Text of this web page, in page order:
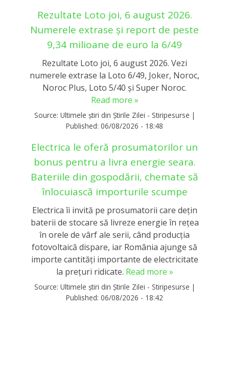
Rezultate Loto joi, 6 august 2026.
Numerele extrase și report de peste
9,34 milioane de euro la 6/49
Rezultate Loto joi, 6 august 2026. Vezi
numerele extrase la Loto 6/49, Joker, Noroc,
Noroc Plus, Loto 5/40 și Super Noroc.
Read more »
Source: Ultimele știri din Știrile Zilei - Stiripesurse |
Published: 06/08/2026 - 18:48
Electrica le oferă prosumatorilor un
bonus pentru a livra energie seara.
Bateriile din gospodării, chemate să
înlocuiască importurile scumpe
Electrica îi invită pe prosumatorii care dețin
baterii de stocare să livreze energie în rețea
în orele de vârf ale serii, când producția
fotovoltaică dispare, iar România ajunge să
importe cantități importante de electricitate
la prețuri ridicate. Read more »
Source: Ultimele știri din Știrile Zilei - Stiripesurse |
Published: 06/08/2026 - 18:42